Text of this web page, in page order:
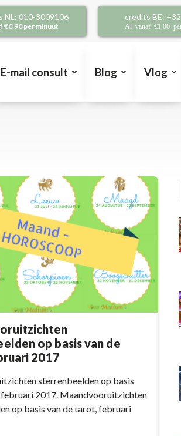
NL: 010-3009106
€0,90 per minuut
credits BE:
Al vanaf €1,00
E-mail consult Blog Vlog
op basis van de
2017
sterrenbeelden op basis
2017. Maandvooruitzichten
op basis van de tarot, februari